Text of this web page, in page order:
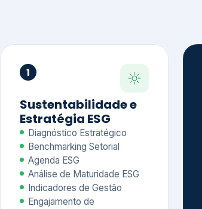
1
Sustentabilidade e
Estratégia ESG
Diagnóstico Estratégico
Benchmarking Setorial
Agenda ESG
Análise de Maturidade ESG
Indicadores de Gestão
Engajamento de